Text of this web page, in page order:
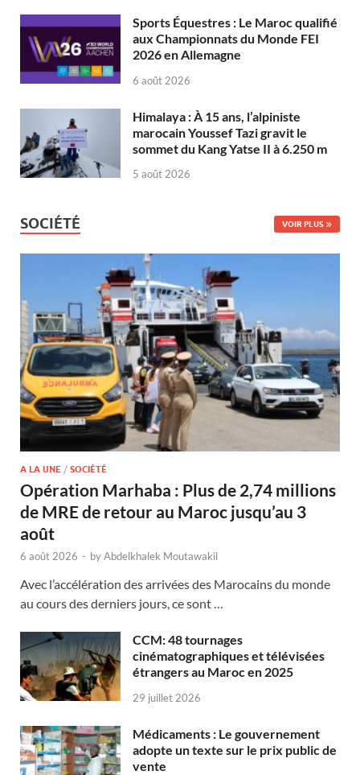
Sports Équestres : Le Maroc qualifié
aux Championnats du Monde FEI
2026 en Allemagne
6 août 2026
Himalaya : À 15 ans, l’alpiniste
marocain Youssef Tazi gravit le
sommet du Kang Yatse II à 6.250 m
5 août 2026
SOCIÉTÉ VOIR PLUS
A LA UNE / SOCIÉTÉ
Opération Marhaba : Plus de 2,74 millions
de MRE de retour au Maroc jusqu’au 3
août
6 août 2026 - byAbdelkhalek Moutawakil
Avec l’accélération des arrivées des Marocains du monde
au cours des derniers jours, ce sont …
CCM: 48 tournages
cinématographiques et télévisées
étrangers au Maroc en 2025
29 juillet 2026
Médicaments : Le gouvernement
adopte un texte sur le prix public de
vente